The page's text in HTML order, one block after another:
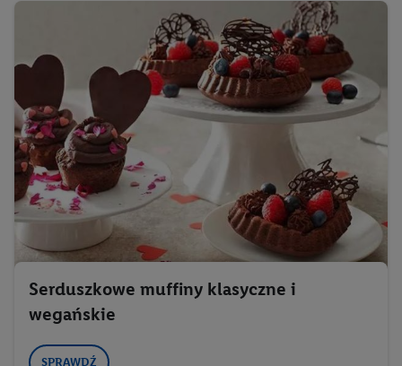
Serduszkowe muffiny klasyczne i
wegańskie
SPRAWDŹ